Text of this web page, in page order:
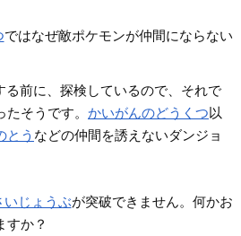
ではなぜ敵ポケモンが仲間にならない
る前に、探検しているので、それで
たそうです。かいがんのどうくつ以
とう などの仲間を誘えないダンジョ
じょうぶが突破できません。何かお
すか？